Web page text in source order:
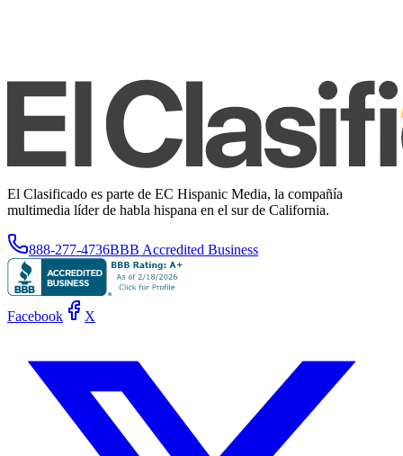
El Clasificado es parte de EC Hispanic Media, la compañía
multimedia líder de habla hispana en el sur de California.
888-277-4736BBB Accredited Business
Facebook X